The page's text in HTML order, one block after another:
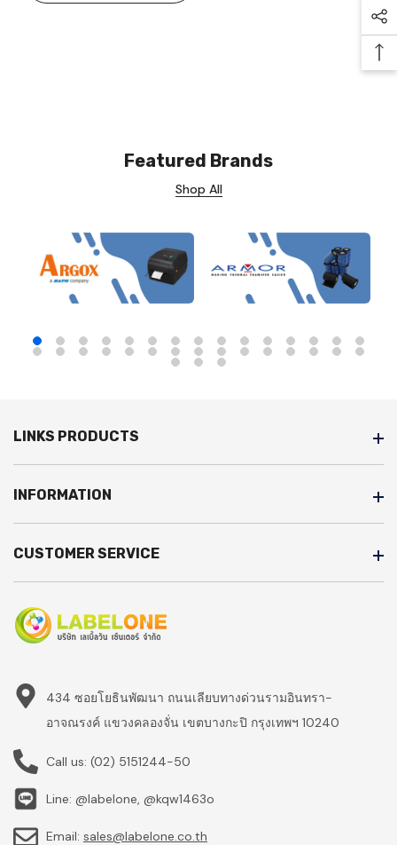
Featured Brands
Shop All
LINKS PRODUCTS
INFORMATION
CUSTOMER SERVICE
434 ซอยโยธินพัฒนา ถนนเลียบทางด่วนรามอินทรา-
อาจณรงค์ แขวงคลองจั่น เขตบางกะปิ กรุงเทพฯ 10240
Call us: (02) 5151244-50
Line: @labelone, @kqw1463o
Email: sales@labelone.co.th